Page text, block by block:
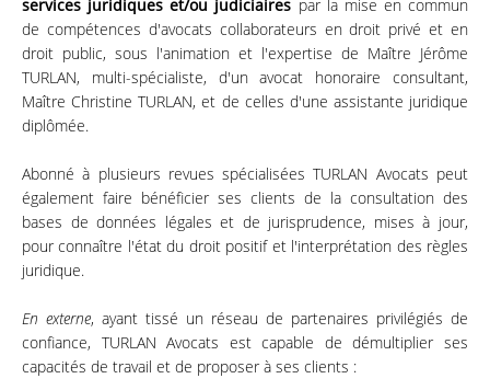
services juridiques et/ou judiciaires par la mise en commun
de compétences d'avocats collaborateurs en droit privé et en
droit public, sous l'animation et l'expertise de Maître Jérôme
TURLAN, multi-spécialiste, d'un avocat honoraire consultant,
Maître Christine TURLAN, et de celles d'une assistante juridique
diplômée.
Abonné à plusieurs revues spécialisées TURLAN Avocats peut
également faire bénéficier ses clients de la consultation des
bases de données légales et de jurisprudence, mises à jour,
pour connaître l'état du droit positif et l'interprétation des règles
juridique.
En externe, ayant tissé un réseau de partenaires privilégiés de
confiance, TURLAN Avocats est capable de démultiplier ses
capacités de travail et de proposer à ses clients :